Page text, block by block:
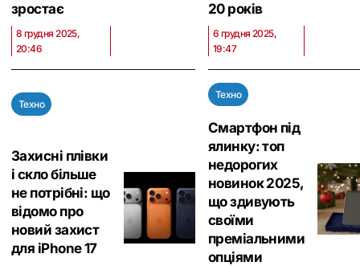
зростає
8 грудня 2025,
20:46
20 років
6 грудня 2025,
19:47
Техно
Захисні плівки
і скло більше
не потрібні: що
відомо про
новий захист
для iPhone 17
Техно
Смартфон під
ялинку: топ
недорогих
новинок 2025,
що здивують
своїми
преміальними
опціями